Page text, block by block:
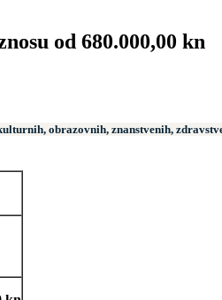
od 680.000,00 kn
obrazovnih, znanstvenih,